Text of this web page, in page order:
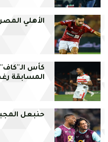
الأهلي
كأس
المسابقة
حنبعل